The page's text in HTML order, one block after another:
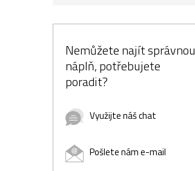
Nemůžete najít správnou
náplň, potřebujete
poradit?
Využijte náš chat
Pošlete nám e-mail